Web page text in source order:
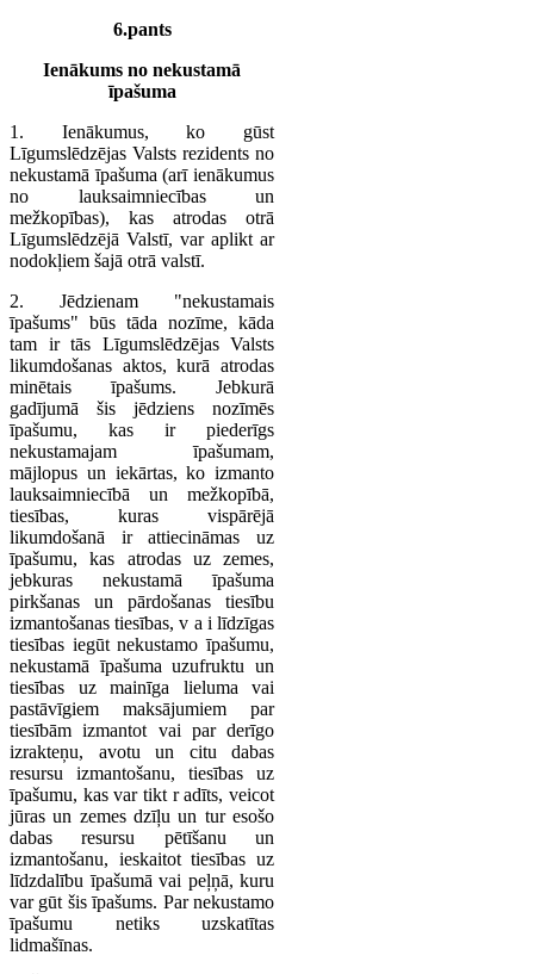
6.pants
Ienākums no nekustamā
īpašuma
1. Ienākumus, ko gūst
Līgumslēdzējas Valsts rezidents no
nekustamā īpašuma (arī ienākumus
no lauksaimniecības un
mežkopības), kas atrodas otrā
Līgumslēdzējā Valstī, var aplikt ar
nodokļiem šajā otrā valstī.
2. Jēdzienam "nekustamais
īpašums" būs tāda nozīme, kāda
tam ir tās Līgumslēdzējas Valsts
likumdošanas aktos, kurā atrodas
minētais īpašums. Jebkurā
gadījumā šis jēdziens nozīmēs
īpašumu, kas ir piederīgs
nekustamajam īpašumam,
mājlopus un iekārtas, ko izmanto
lauksaimniecībā un mežkopībā,
tiesības, kuras vispārējā
likumdošanā ir attiecināmas uz
īpašumu, kas atrodas uz zemes,
jebkuras nekustamā īpašuma
pirkšanas un pārdošanas tiesību
izmantošanas tiesības, v a i līdzīgas
tiesības iegūt nekustamo īpašumu,
nekustamā īpašuma uzufruktu un
tiesības uz mainīga lieluma vai
pastāvīgiem maksājumiem par
tiesībām izmantot vai par derīgo
izrakteņu, avotu un citu dabas
resursu izmantošanu, tiesības uz
īpašumu, kas var tikt r adīts, veicot
jūras un zemes dzīļu un tur esošo
dabas resursu pētīšanu un
izmantošanu, ieskaitot tiesības uz
līdzdalību īpašumā vai peļņā, kuru
var gūt šis īpašums. Par nekustamo
īpašumu netiks uzskatītas
lidmašīnas.